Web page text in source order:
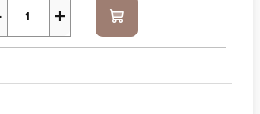
+ Do
košíku